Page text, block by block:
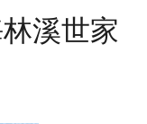
林溪世家